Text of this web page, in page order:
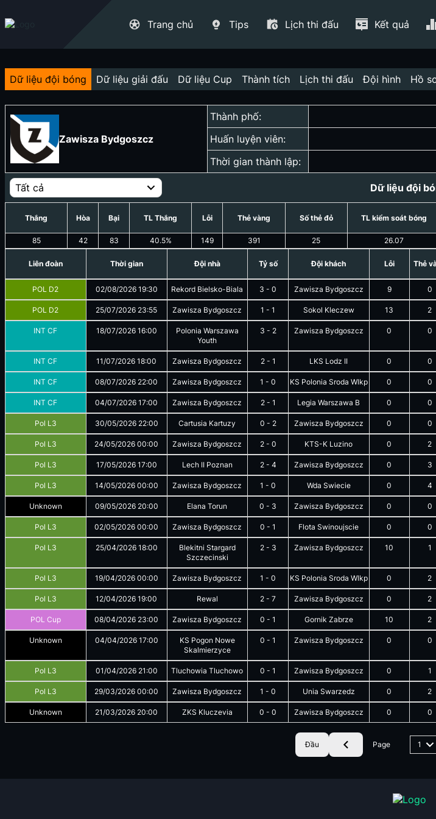
Trang chủ Tips Lịch thi đấu Kết quả
Dữ liệu đội bóng Dữ liệu giải đấu Dữ liệu Cup Thành tích Lịch thi đấu Đội hình Hồ
Zawisza Bydgoszcz
Thành phố:
Huấn luyện viên:
Thời gian thành lập:
Tất cả Dữ liệu đội
Thắng
85
Hòa
42
Bại
83
TL Thắng
40.5%
Lỗi
149
Thẻ vàng
391
Số thẻ đỏ
25
TL kiểm soát bóng
26.07
Liên đoàn Thời gian Đội nhà Tỷ số Đội khách Lỗi Thẻ
POL D2 02/08/2026 19:30 Rekord Bielsko-Biala 3 -0 Zawisza Bydgoszcz 9 0
POL D2 25/07/2026 23:55 Zawisza Bydgoszcz 1 -1 Sokol Kleczew 13 2
INT CF 18/07/2026 16:00
Polonia Warszawa
Youth
3 - 2 Zawisza Bydgoszcz 0 0
INT CF 11/07/2026 18:00 Zawisza Bydgoszcz 2- 1 LKS Lodz II 0 0
INT CF 08/07/2026 22:00 Zawisza Bydgoszcz 1 -0 KS Polonia Sroda Wlkp 0 0
INT CF 04/07/2026 17:00 Zawisza Bydgoszcz 2- 1 Legia Warszawa B 0 0
Pol L3 30/05/2026 22:00 Cartusia Kartuzy 0 - 2 Zawisza Bydgoszcz 0 0
Pol L3 24/05/2026 00:00 Zawisza Bydgoszcz 2- 0 KTS-K Luzino 0 2
Pol L3 17/05/2026 17:00 Lech II Poznan 2- 4 Zawisza Bydgoszcz 0 3
Pol L3 14/05/2026 00:00 Zawisza Bydgoszcz 1 -0 Wda Swiecie 0 4
Unknown 09/05/2026 20:00 Elana Torun 0 - 3 Zawisza Bydgoszcz 0 0
Pol L3 02/05/2026 00:00 Zawisza Bydgoszcz 0 -1 Flota Swinoujscie 0 0
Pol L3 25/04/2026 18:00
Blekitni Stargard
Szczecinski
2- 3 Zawisza Bydgoszcz 10 1
Pol L3 19/04/2026 00:00 Zawisza Bydgoszcz 1 -0 KS Polonia Sroda Wlkp 0 2
Pol L3 12/04/2026 19:00 Rewal 2 -7 Zawisza Bydgoszcz 0 2
POL Cup 08/04/2026 23:00 Zawisza Bydgoszcz 0 -1 Gornik Zabrze 10 2
Unknown 04/04/2026 17:00
KS Pogon Nowe
Skalmierzyce
0 -1 Zawisza Bydgoszcz 0 0
Pol L3 01/04/2026 21:00 Tluchowia Tluchowo 0 -1 Zawisza Bydgoszcz 0 1
Pol L3 29/03/2026 00:00 Zawisza Bydgoszcz 1 -0 Unia Swarzedz 0 2
Unknown 21/03/2026 20:00 ZKS Kluczevia 0 -0 Zawisza Bydgoszcz 0 0
Đầu Page 1